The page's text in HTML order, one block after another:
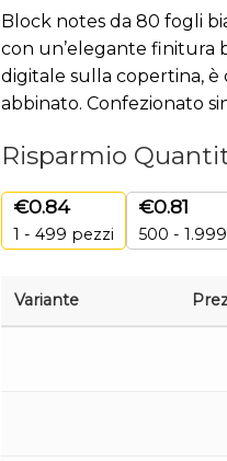
Block notes da 80 fogli
con un’elegante finitura
digitale sulla copertina, è
abbinato. Confezionato
Risparmio
€0.84
1 - 499 pezzi
€0.81
500 -
Variante